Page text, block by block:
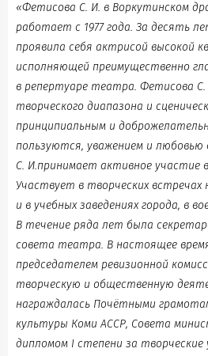
«Фетисова С. И. в Воркутинском
работает с 1977 года. За десять
проявила себя актрисой высокой
исполняющей преимущественно
в репертуаре театра. Фетисова
творческого диапазона и
принципиальным и
пользуются, уважением и любовью
С. И.принимает активное участие
Участвует в творческих встречах
и в учебных заведениях города, в
В течение ряда лет была
совета театра. В настоящее
председателем ревизионной
творческую и общественную
награждалась Почётными
культуры Коми АССР, Совета
дипломом I степени за творческие